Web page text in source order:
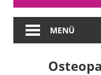
MENÜ